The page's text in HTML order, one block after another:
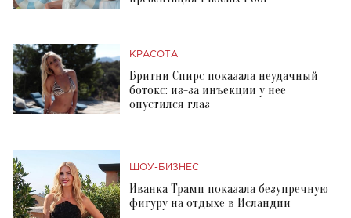
КРАСОТА
Бритни Спирс показала неудачный
ботокс: из-за инъекции у нее
опустился глаз
ШОУ-БИЗНЕС
Иванка Трамп показала безупречную
фигуру на отдыхе в Исландии